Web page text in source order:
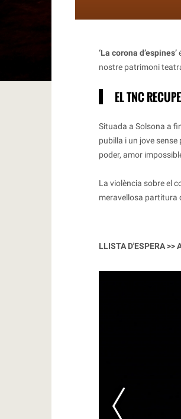
‘La corona d’espines’
nostre patrimoni
EL TNC
Situada a Solsona a
pubilla i un jove
poder, amor
La violència sobre el
meravellosa partitura
LLISTA D'ESPERA >>